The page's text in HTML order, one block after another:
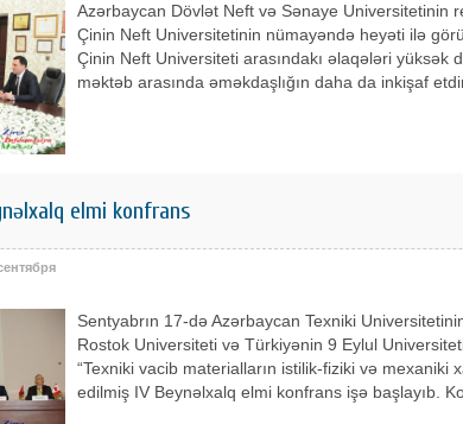
Azərbaycan Dövlət Neft və Sənaye Universitetinin
Çinin Neft Universitetinin nümayəndə heyəti ilə
Çinin Neft Universiteti arasındakı əlaqələri yüksək
məktəb arasında əməkdaşlığın daha da inkişaf
elmi konfrans
Sentyabrın 17-də Azərbaycan Texniki
Rostok Universiteti və Türkiyənin 9 Eylul
“Texniki vacib materialların istilik-fiziki və mexaniki
edilmiş IV Beynəlxalq elmi konfrans işə başlayıb.